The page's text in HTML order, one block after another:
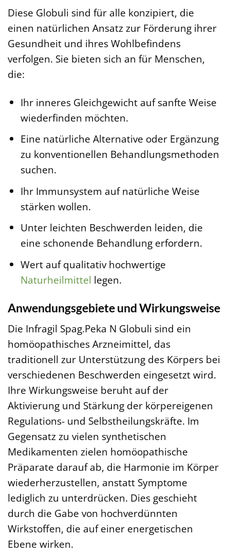
Diese Globuli sind für alle konzipiert, die
einen natürlichen Ansatz zur Förderung ihrer
Gesundheit und ihres Wohlbefindens
verfolgen. Sie bieten sich an für Menschen,
die:
Ihr inneres Gleichgewicht auf sanfte Weise
wiederfinden möchten.
Eine natürliche Alternative oder Ergänzung
zu konventionellen Behandlungsmethoden
suchen.
Ihr Immunsystem auf natürliche Weise
stärken wollen.
Unter leichten Beschwerden leiden, die
eine schonende Behandlung erfordern.
Wert auf qualitativ hochwertige
Naturheilmittel legen.
Anwendungsgebiete und Wirkungsweise
Die Infragil Spag.Peka N Globuli sind ein
homöopathisches Arzneimittel, das
traditionell zur Unterstützung des Körpers bei
verschiedenen Beschwerden eingesetzt wird.
Ihre Wirkungsweise beruht auf der
Aktivierung und Stärkung der körpereigenen
Regulations- und Selbstheilungskräfte. Im
Gegensatz zu vielen synthetischen
Medikamenten zielen homöopathische
Präparate darauf ab, die Harmonie im Körper
wiederherzustellen, anstatt Symptome
lediglich zu unterdrücken. Dies geschieht
durch die Gabe von hochverdünnten
Wirkstoffen, die auf einer energetischen
Ebene wirken.